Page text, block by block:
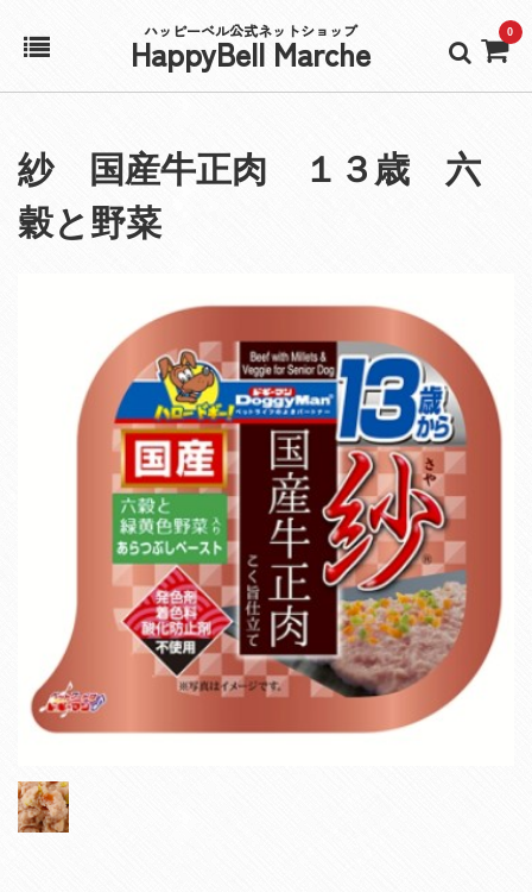
ハッピーベル公式ネットショップ
HappyBell Marche 0
アカウント
カート
紗 国産牛正肉 １３歳 六
穀と野菜